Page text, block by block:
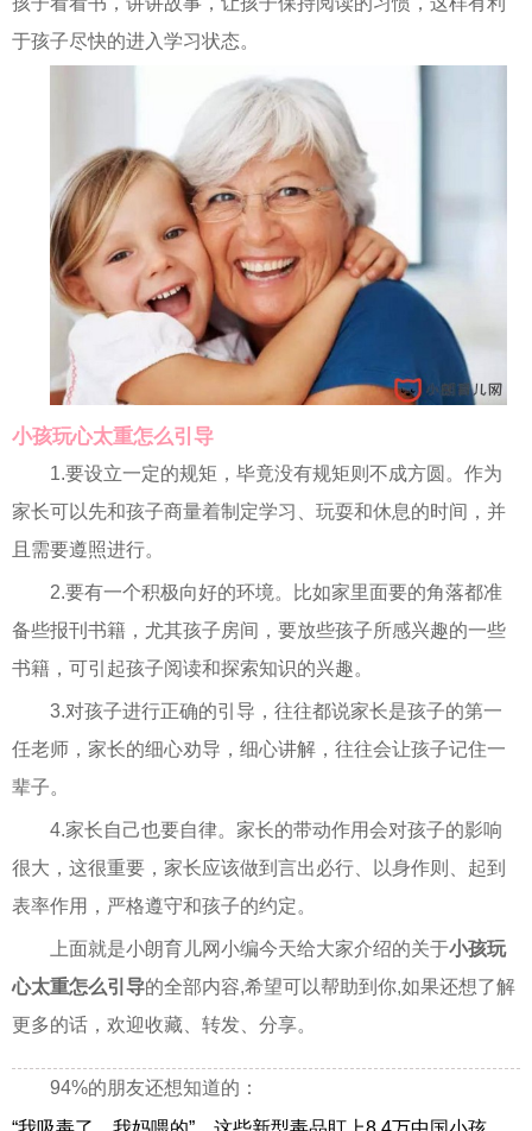
于孩子尽快的进入学习状态。
小孩玩心太重怎么引导
1.要设立一定的规矩，毕竟没有规矩则不成方圆。作为
家长可以先和孩子商量着制定学习、玩耍和休息的时间，并
且需要遵照进行。
2.要有一个积极向好的环境。比如家里面要的角落都准
备些报刊书籍，尤其孩子房间，要放些孩子所感兴趣的一些
书籍，可引起孩子阅读和探索知识的兴趣。
3.对孩子进行正确的引导，往往都说家长是孩子的第一
任老师，家长的细心劝导，细心讲解，往往会让孩子记住一
辈子。
4.家长自己也要自律。家长的带动作用会对孩子的影响
很大，这很重要，家长应该做到言出必行、以身作则、起到
表率作用，严格遵守和孩子的约定。
上面就是小朗育儿网小编今天给大家介绍的关于小孩玩
心太重怎么引导的全部内容,希望可以帮助到你,如果还想了解
更多的话，欢迎收藏、转发、分享。
94%的朋友还想知道的：